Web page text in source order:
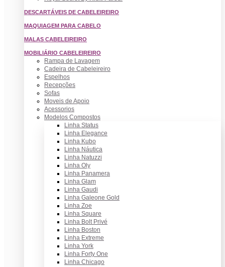
DESCARTÁVEIS DE CABELEIREIRO
MAQUIAGEM PARA CABELO
MALAS CABELEIREIRO
MOBILIÁRIO CABELEIREIRO
Rampa de Lavagem
Cadeira de Cabeleireiro
Espelhos
Recepções
Sofas
Moveis de Apoio
Acessorios
Modelos Compostos
Linha Status
Linha Elegance
Linha Kubo
Linha Náutica
Linha Natuzzi
Linha Oly
Linha Panamera
Linha Glam
Linha Gaudi
Linha Galeone Gold
Linha Zoe
Linha Square
Linha Bolt Privé
Linha Boston
Linha Extreme
Linha York
Linha Forty One
Linha Chicago